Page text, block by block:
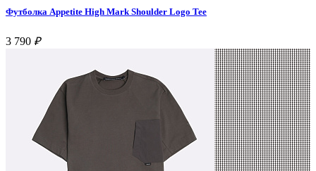
Футболка Appetite High Mark Shoulder Logo Tee
3 790 ₽